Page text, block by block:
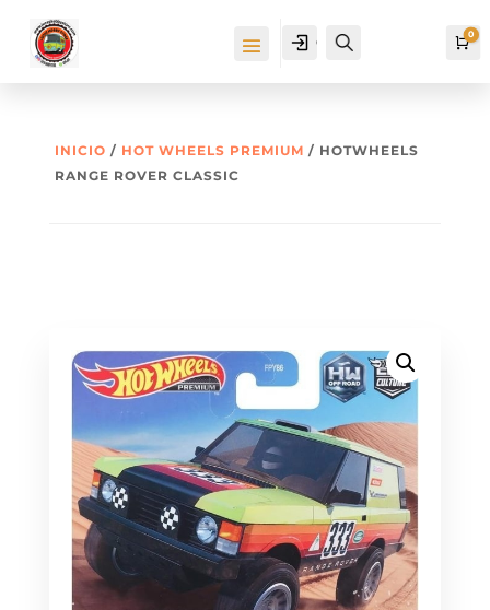
Cuenta 0
INICIO / HOT WHEELS PREMIUM / HOTWHEELS
RANGE ROVER CLASSIC